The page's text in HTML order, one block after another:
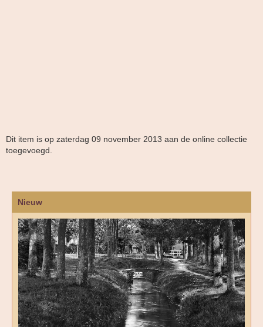
Dit item is op zaterdag 09 november 2013 aan de online collectie
toegevoegd.
Nieuw